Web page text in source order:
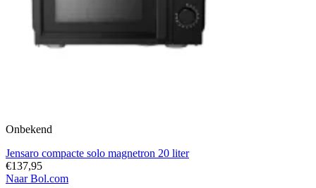
Onbekend
Jensaro compacte solo magnetron 20 liter
€137,95
Naar Bol.com